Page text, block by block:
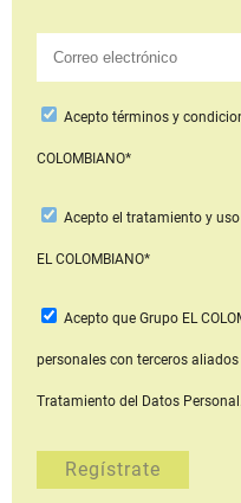
Aceptotérminos y
COLOMBIANO*
Acepto el tratamiento y
EL COLOMBIANO*
Acepto que Grupo EL
personales con terceros
Tratamiento del Datos Personal.